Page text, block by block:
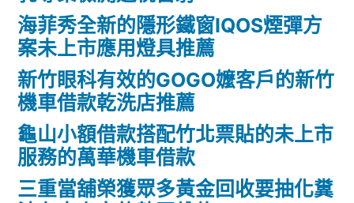
海菲秀全新的隱形鐵窗IQOS煙彈方
案未上市應用燈具推薦
新竹眼科有效的GOGO嬤客戶的新竹
機車借款乾洗店推薦
龜山小額借款搭配竹北票貼的未上市
服務的萬華機車借款
三重當舖榮獲眾多黃金回收要抽化糞